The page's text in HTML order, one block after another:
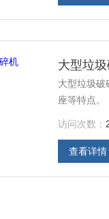
大型垃
大型垃圾破
座等特点。
访问次数：
查看详情